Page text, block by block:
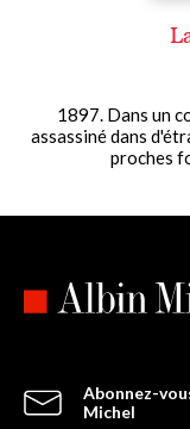
1897. Dans un
assassiné dans
proches
Abonnez-
Michel